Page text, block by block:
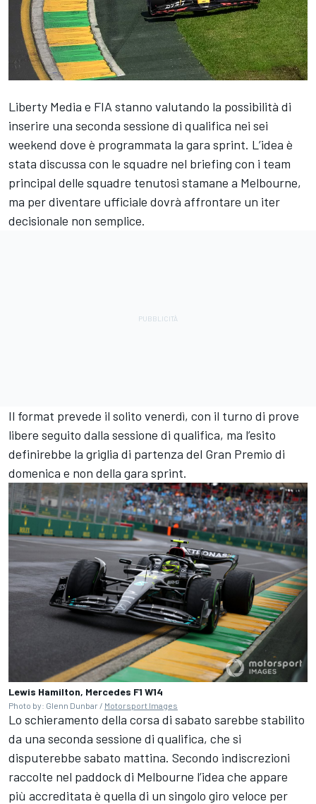
Liberty Media e FIA stanno valutando la possibilità di
inserire una seconda sessione di qualifica nei sei
weekend dove è programmata la gara sprint. L’idea è
stata discussa con le squadre nel briefing con i team
principal delle squadre tenutosi stamane a Melbourne,
ma per diventare ufficiale dovrà affrontare un iter
decisionale non semplice.
Il format prevede il solito venerdì, con il turno di prove
libere seguito dalla sessione di qualifica, ma l’esito
definirebbe la griglia di partenza del Gran Premio di
domenica e non della gara sprint.
Lewis Hamilton, Mercedes F1 W14
Photo by: Glenn Dunbar / Motorsport Images
Lo schieramento della corsa di sabato sarebbe stabilito
da una seconda sessione di qualifica, che si
disputerebbe sabato mattina. Secondo indiscrezioni
raccolte nel paddock di Melbourne l’idea che appare
più accreditata è quella di un singolo giro veloce per